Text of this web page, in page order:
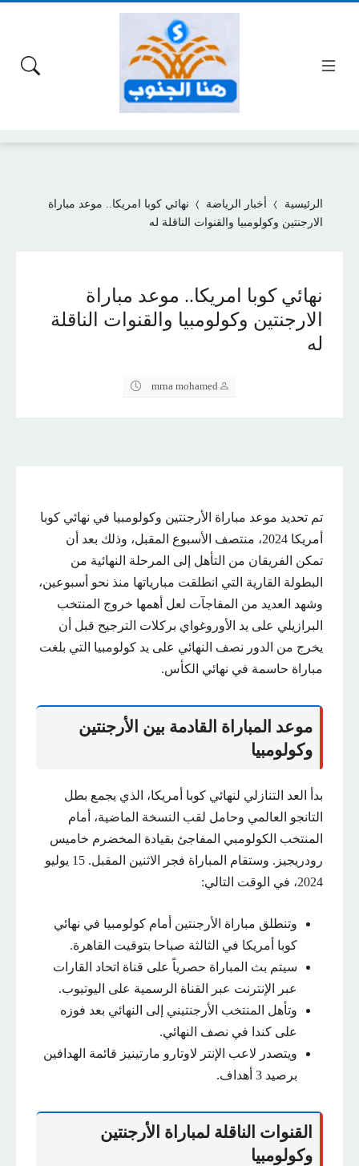
الرئيسية أخبار الرياضة
نهائي كوبا امريكا.. موعد مباراة
الارجنتين وكولومبيا والقنوات الناقلة له
نهائي كوبا امريكا.. موعد مباراة
الارجنتين وكولومبيا والقنوات الناقلة
له
mrna mohamed
تم تحديد موعد مباراة الأرجنتين وكولومبيا في نهائي كوبا
أمريكا 2024، منتصف الأسبوع المقبل، وذلك بعد أن
تمكن الفريقان من التأهل إلى المرحلة النهائية من
البطولة القارية التي انطلقت مبارياتها منذ نحو أسبوعين،
وشهد العديد من المفاجآت لعل أهمها خروج المنتخب
البرازيلي على يد الأوروغواي بركلات الترجيح قبل أن
يخرج من الدور نصف النهائي على يد كولومبيا التي بلغت
مباراة حاسمة في نهائي الكأس.
موعد المباراة القادمة بين الأرجنتين
وكولومبيا
بدأ العد التنازلي لنهائي كوبا أمريكا، الذي يجمع بطل
التانجو العالمي وحامل لقب النسخة الماضية، أمام
المنتخب الكولومبي المفاجئ بقيادة المخضرم خاميس
رودريجيز. وستقام المباراة فجر الاثنين المقبل. 15 يوليو
2024، في الوقت التالي:
وتنطلق مباراة الأرجنتين أمام كولومبيا في نهائي
كوبا أمريكا في الثالثة صباحا بتوقيت القاهرة.
سيتم بث المباراة حصرياً على قناة اتحاد القارات
عبر الإنترنت عبر القناة الرسمية على اليوتيوب.
وتأهل المنتخب الأرجنتيني إلى النهائي بعد فوزه
على كندا في نصف النهائي.
ويتصدر لاعب الإنتر لاوتارو مارتينيز قائمة الهدافين
برصيد 3 أهداف.
القنوات الناقلة لمباراة الأرجنتين
وكولومبيا